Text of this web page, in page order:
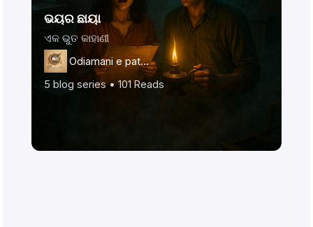
ଭୟର ଛାୟା
ଏକ ଭୁତ କାହାଣୀ
Odiamani e patr…
5 blog series •101Reads